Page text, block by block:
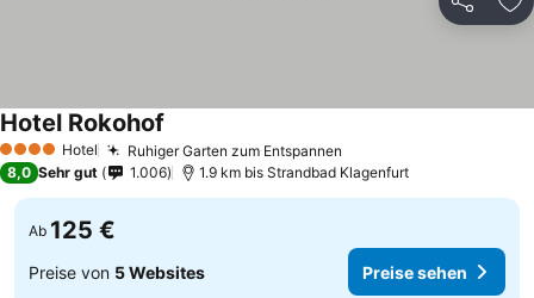
Teilen
4 Sterne Hotel Ruhiger Garten zum Entspannen
Hotel Rokohof
8,0 Sehr gut 1.006 1.9 km bis Strandbad Klagenfurt
Ab 125 €
Preise von 5 Websites Preise sehen